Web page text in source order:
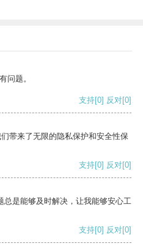
问题。
支持[0] 反对[0]
带来了无限的隐私保护和安全性保
支持[0] 反对[0]
总是能够及时解决，让我能够安心工
支持[0] 反对[0]